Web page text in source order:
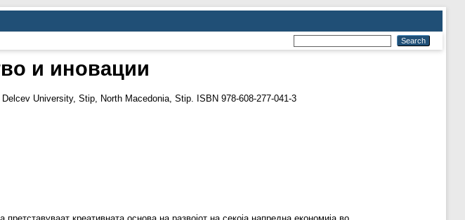
и иновации
University, Stip, North Macedonia, Stip. ISBN 978-608-277-041-3